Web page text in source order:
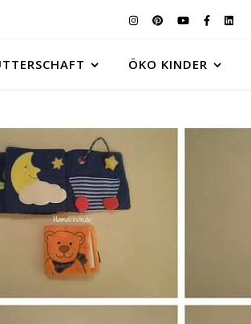
ÖKO KINDER